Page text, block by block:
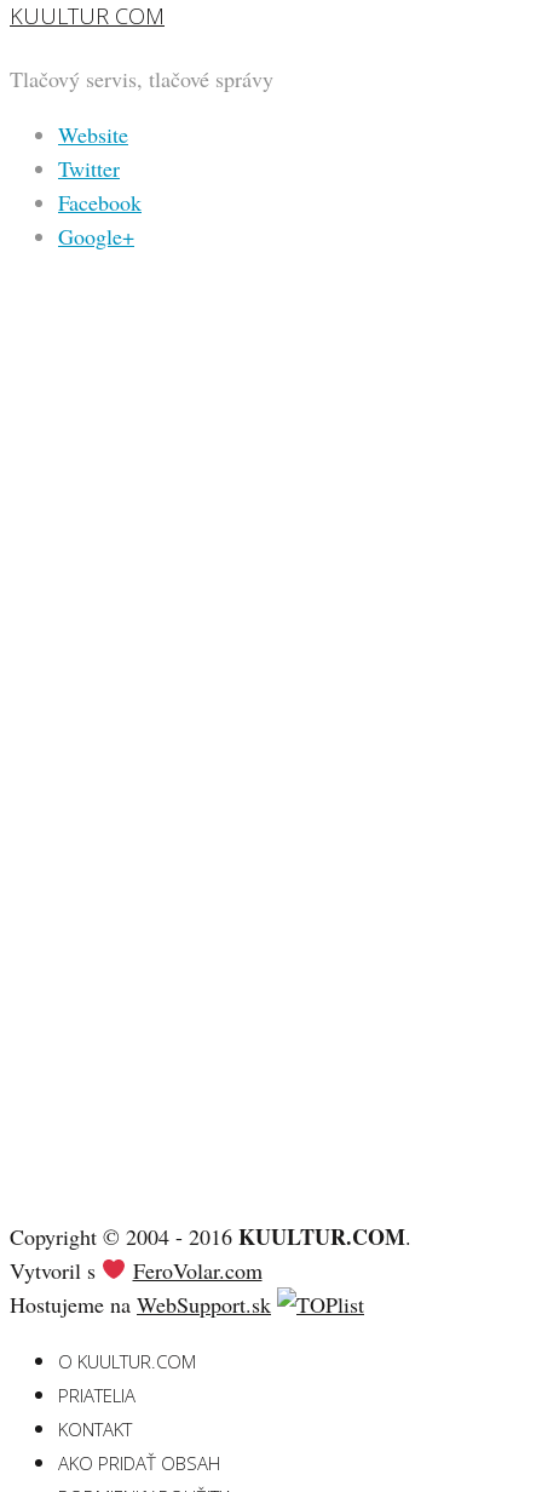
KUULTUR COM
Tlačový servis, tlačové správy
Website
Twitter
Facebook
Google+
Copyright © 2004 - 2016 KUULTUR.COM.
Vytvoril s
FeroVolar.com
Hostujeme na WebSupport.sk
O KUULTUR.COM
PRIATELIA
KONTAKT
AKO PRIDAŤ OBSAH